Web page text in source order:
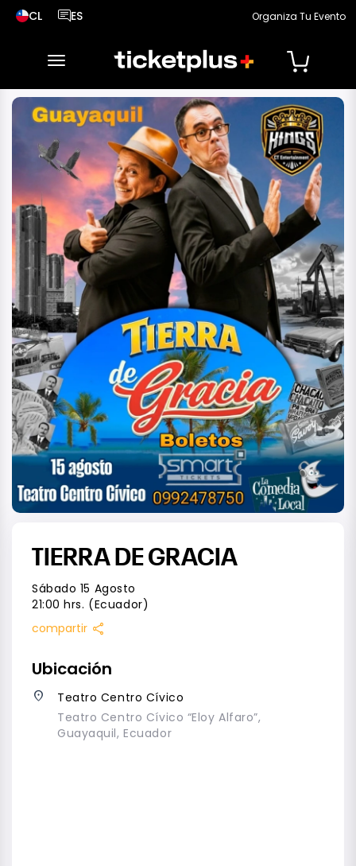
CL
País seleccionado, cambiar país
ES
Idioma seleccionado, cambiar idiomaOrganiza Tu Evento
desplegar navegación
TIERRA DE GRACIA
Sábado 15 Agosto
21:00 hrs. (Ecuador)
compartir share
Ubicación
place
Teatro Centro Cívico
Teatro Centro Cívico “Eloy Alfaro”,
Guayaquil, Ecuador